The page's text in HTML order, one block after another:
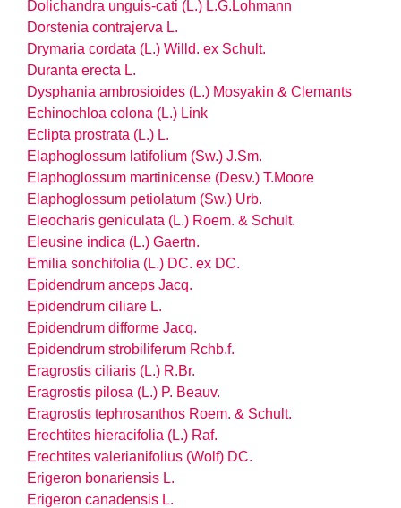
Dolichandra unguis-cati (L.) L.G.Lohmann
Dorstenia contrajerva L.
Drymaria cordata (L.) Willd. ex Schult.
Duranta erecta L.
Dysphania ambrosioides (L.) Mosyakin & Clemants
Echinochloa colona (L.) Link
Eclipta prostrata (L.) L.
Elaphoglossum latifolium (Sw.) J.Sm.
Elaphoglossum martinicense (Desv.) T.Moore
Elaphoglossum petiolatum (Sw.) Urb.
Eleocharis geniculata (L.) Roem. & Schult.
Eleusine indica (L.) Gaertn.
Emilia sonchifolia (L.) DC. ex DC.
Epidendrum anceps Jacq.
Epidendrum ciliare L.
Epidendrum difforme Jacq.
Epidendrum strobiliferum Rchb.f.
Eragrostis ciliaris (L.) R.Br.
Eragrostis pilosa (L.) P. Beauv.
Eragrostis tephrosanthos Roem. & Schult.
Erechtites hieracifolia (L.) Raf.
Erechtites valerianifolius (Wolf) DC.
Erigeron bonariensis L.
Erigeron canadensis L.